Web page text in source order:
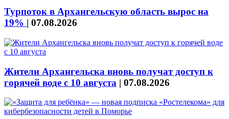
Турпоток в Архангельскую область вырос на
19% | 07.08.2026
Жители Архангельска вновь получат доступ к
горячей воде с 10 августа | 07.08.2026